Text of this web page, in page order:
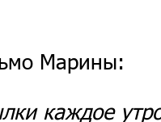
Марины:
каждое